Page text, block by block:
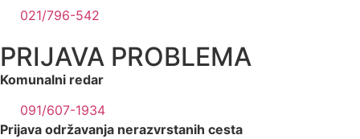
021/796-542
PRIJAVA PROBLEMA
Komunalni redar
091/607-1934
Prijava održavanja nerazvrstanih cesta